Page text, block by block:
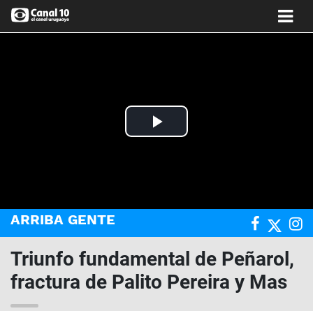
Play
ARRIBA GENTE
Triunfo fundamental de Peñarol,
fractura de Palito Pereira y Mas